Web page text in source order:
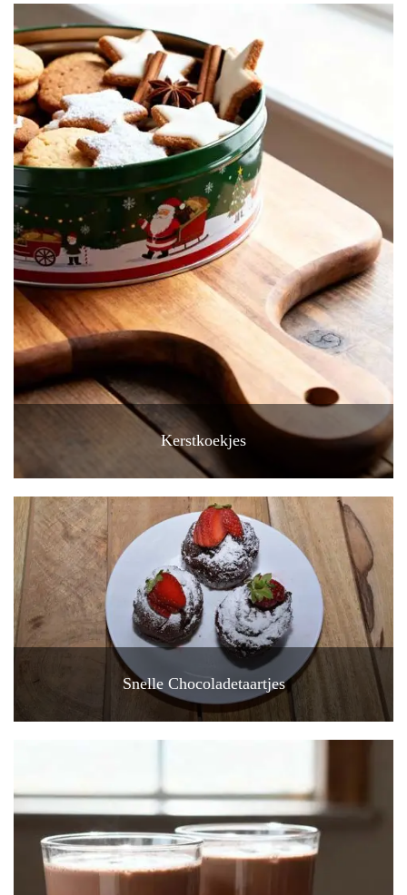
Kerstkoekjes
Snelle Chocoladetaartjes